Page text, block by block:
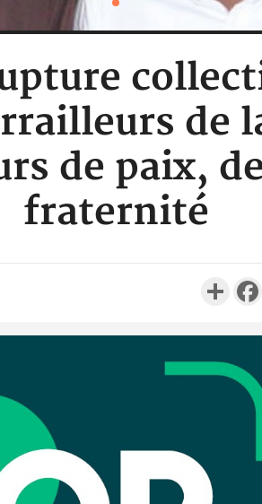
de
de paix,
fraternité